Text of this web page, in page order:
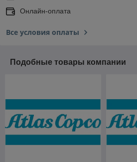
Онлайн-оплата
Все условия оплаты
Подобные товары компании